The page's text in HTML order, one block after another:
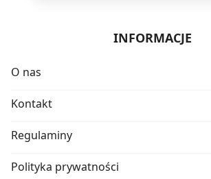
INFORMACJE
O nas
Kontakt
Regulaminy
Polityka prywatności